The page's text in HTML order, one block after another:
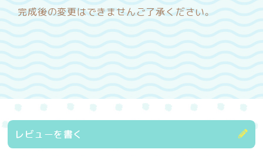
完成後の変更はできませんご了承ください。
レビューを書く